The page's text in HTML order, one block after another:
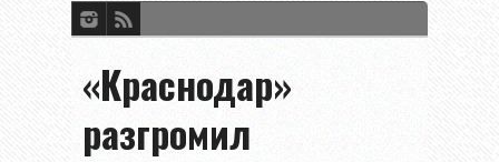
«Краснодар»
разгромил